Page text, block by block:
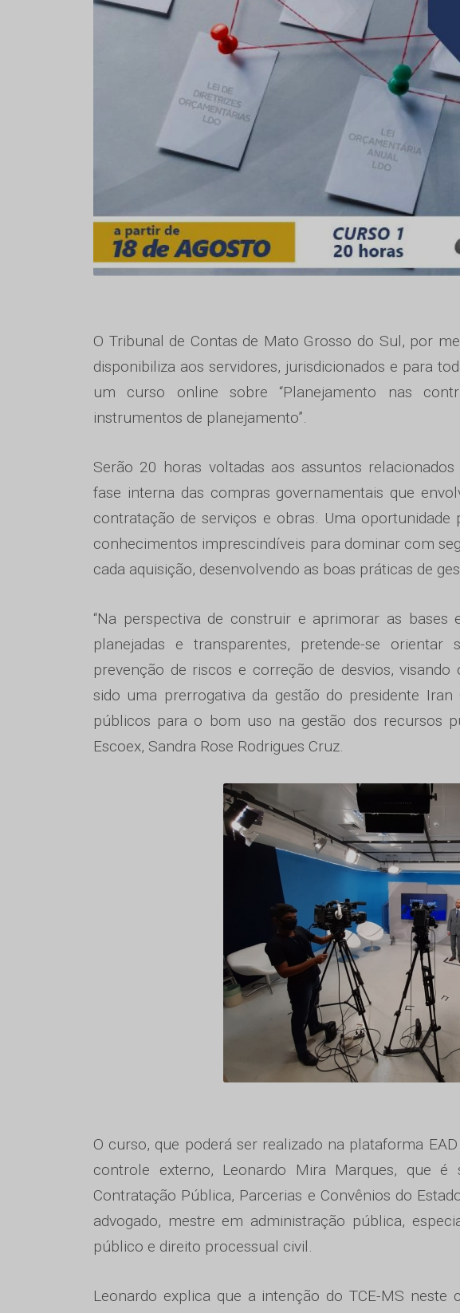
O Tribunal de Contas de Mato Grosso do Sul, por
disponibiliza aos servidores, jurisdicionados e para
um curso online sobre “Planejamento nas
instrumentos de planejamento”.
Serão 20 horas voltadas aos assuntos
fase interna das compras governamentais que
contratação de serviços e obras. Uma
conhecimentos imprescindíveis para dominar com
cada aquisição, desenvolvendo as boas práticas de
“Na perspectiva de construir e aprimorar as
planejadas e transparentes, pretende-se
prevenção de riscos e correção de desvios,
sido uma prerrogativa da gestão do presidente
públicos para o bom uso na gestão dos recursos
Escoex, Sandra Rose Rodrigues Cruz.
O curso, que poderá ser realizado na plataforma
controle externo, Leonardo Mira Marques, que é
Contratação Pública, Parcerias e Convênios do
advogado, mestre em administração pública,
público e direito processual civil.
Leonardo explica que a intenção do TCE-MS